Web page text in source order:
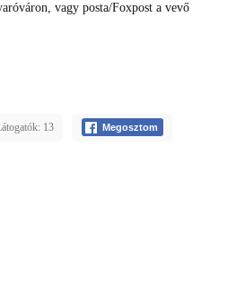
vagy posta/Foxpost a vevő
13 Megosztom